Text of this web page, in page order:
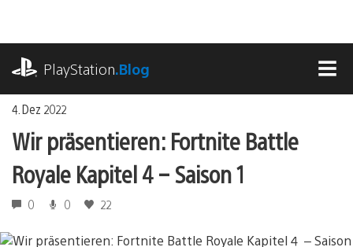
springen
PlayStation.Blog
4. Dez 2022
Wir präsentieren: Fortnite Battle
Royale Kapitel 4 – Saison 1
0 0 22